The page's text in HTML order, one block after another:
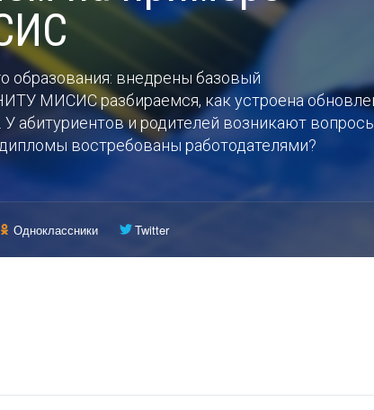
образования: внедрены базовый
МИСИС разбираемся, как устроена
абитуриентов и родителей возникают
востребованы работодателями?
Одноклассники Twitter